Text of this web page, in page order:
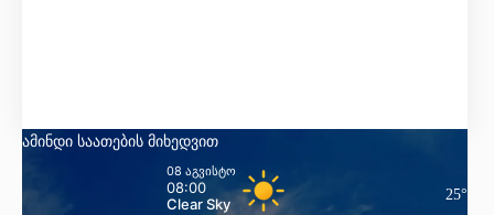
ამინდი საათების მიხედვით
08 აგვისტო
08:00
Clear Sky
25°